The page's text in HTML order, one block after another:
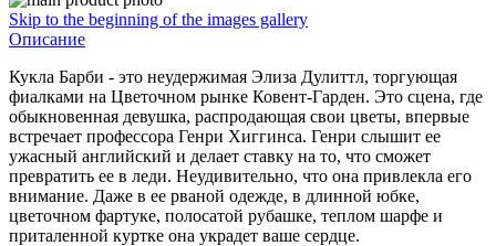
Skip to the beginning of the images gallery
Описание
Кукла Барби - это неудержимая Элиза Дулиттл, торгующая
фиалками на Цветочном рынке Ковент-Гарден. Это сцена, где
обыкновенная девушка, распродающая свои цветы, впервые
встречает профессора Генри Хиггинса. Генри слышит ее
ужасный английский и делает ставку на то, что сможет
превратить ее в леди. Неудивительно, что она привлекла его
внимание. Даже в ее рваной одежде, в длинной юбке,
цветочном фартуке, полосатой рубашке, теплом шарфе и
приталенной куртке она украдет ваше сердце.